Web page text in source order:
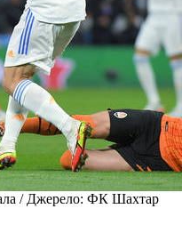
/ Джерело: ФК Шахтар